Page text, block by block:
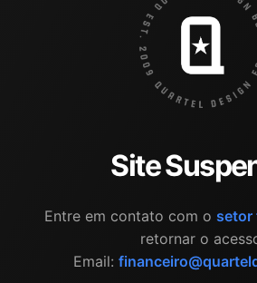
Site
Entre em contato com o setor
retornar o
Email: